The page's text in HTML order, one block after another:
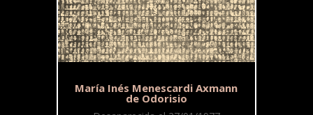
María Inés Menescardi Axmann
de Odorisio